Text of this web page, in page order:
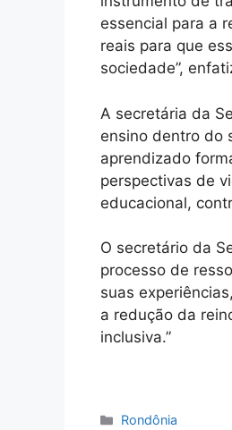
essencial para a
reais para que
sociedade”,
A secretária da
ensino dentro do
aprendizado
perspectivas de
educacional,
O secretário da
processo de
suas
a redução da
inclusiva.”
Categorias
Rondônia